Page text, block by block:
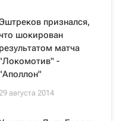
признался,
шокирован
результатом матча
-
августа 2014